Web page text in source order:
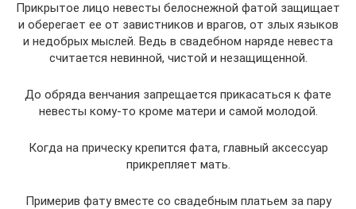
Прикрытое лицо невесты белоснежной фатой защищает
и оберегает ее от завистников и врагов, от злых языков
и недобрых мыслей. Ведь в свадебном наряде невеста
считается невинной, чистой и незащищенной.
До обряда венчания запрещается прикасаться к фате
невесты кому-то кроме матери и самой молодой.
Когда на прическу крепится фата, главный аксессуар
прикрепляет мать.
Примерив фату вместе со свадебным платьем за пару